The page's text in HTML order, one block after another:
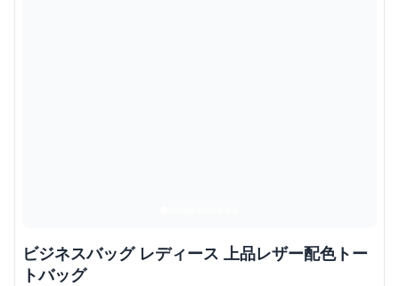
ビジネスバッグ レディース 上品レザー配色トー
トバッグ